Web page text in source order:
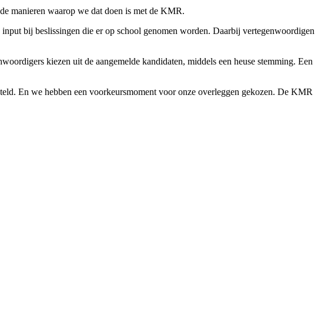
manieren waarop we dat doen is met de KMR.
bij beslissingen die er op school genomen worden. Daarbij vertegenwoordigen
kiezen uit de aangemelde kandidaten, middels een heuse stemming. Een
En we hebben een voorkeursmoment voor onze overleggen gekozen. De KMR